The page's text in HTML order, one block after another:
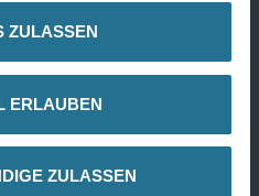
ZULASSEN
ERLAUBEN
ZULASSEN